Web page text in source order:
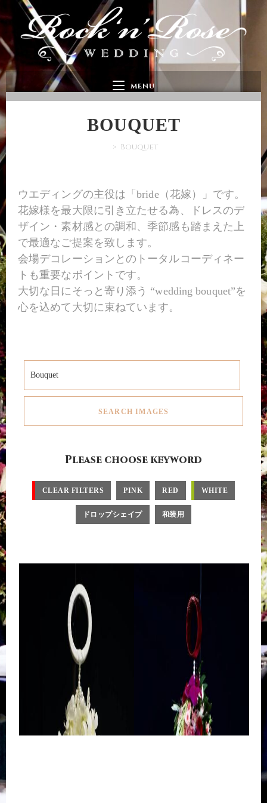
MENU
BOUQUET
> Bouquet
ウエディングの主役は「bride（花嫁）」です。
花嫁様を最大限に引き立たせる為、ドレスのデ
ザイン・素材感との調和、季節感も踏まえた上
で最適なご提案を致します。
会場デコレーションとのトータルコーディネー
トも重要なポイントです。
大切な日にそっと寄り添う “wedding bouquet”を
心を込めて大切に束ねています。
Please choose keyword
CLEAR FILTERS PINK RED WHITE
ドロップシェイプ 和装用